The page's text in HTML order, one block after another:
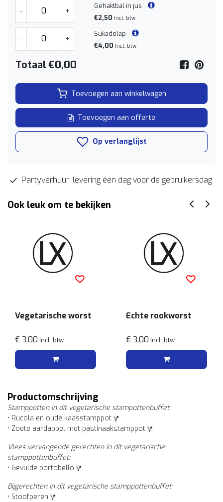
- +
Gehaktbal in jus
€2,50 Incl. btw
- +
Sukadelap
€4,00 Incl. btw
Totaal€0,00
Toevoegen aan winkelwagen
Toevoegen aan offerte
Op verlanglijst
Partyverhuur; levering één dag voor de gebruikersdag
Ook leuk om te bekijken
Vegetarische worst
€ 3,00 Incl. btw
Echte rookworst
€ 3,00 Incl. btw
Productomschrijving
Stamppotten in dit vegetarische stampottenbuffet:
• Rucola en oude kaasstamppot
• Zoete aardappel met pastinaakstamppot
Vlees vervangende gerechten in dit vegetarische
stamppottenbuffet:
• Gevulde portobello
Bijgerechten in dit vegetarische stamppottenbuffet:
• Stoofperen